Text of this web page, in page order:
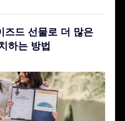
즈드 선물로 더 많은
하는 방법